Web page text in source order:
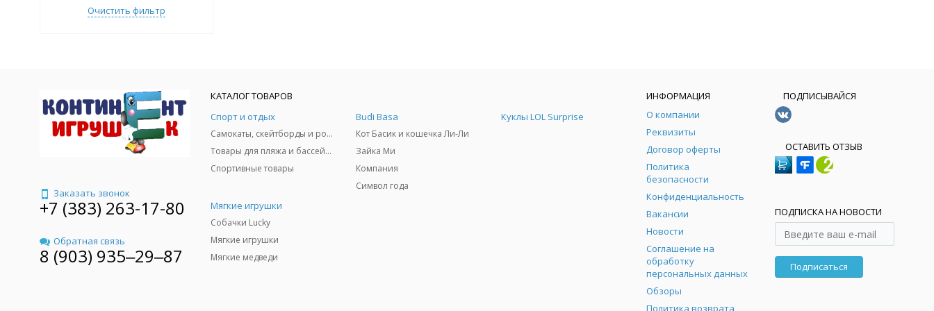
Очистить фильтр
Заказать звонок
+7 (383) 263-17-80
Обратная связь
8 (903) 935‒29‒87
КАТАЛОГ ТОВАРОВ
Спорт и отдых
Самокаты, скейтборды и ролики
Товары для пляжа и бассейны
Спортивные товары
Budi Basa
Кот Басик и кошечка Ли-Ли
Зайка Ми
Компания
Символ года
Куклы LOL Surprise
Мягкие игрушки
Собачки Lucky
Мягкие игрушки
Мягкие медведи
ИНФОРМАЦИЯ
О компании
Реквизиты
Договор оферты
Политика
безопасности
Конфиденциальность
Вакансии
Новости
Соглашение на
обработку
персональных данных
Обзоры
Политика возврата
ПОДПИСЫВАЙСЯ
ОСТАВИТЬ ОТЗЫВ
ПОДПИСКА НА НОВОСТИ
Подписаться